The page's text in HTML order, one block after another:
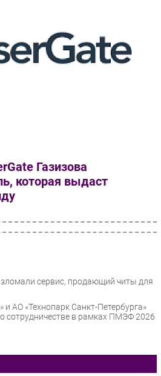
Газизова
которая выдаст
сервис, продающий читы для
АО «Технопарк Санкт-Петербурга»
сотрудничестве в рамках ПМЭФ 2026